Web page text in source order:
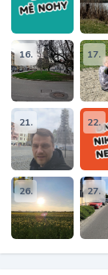
16. 17.
21. 22.
26. 27.